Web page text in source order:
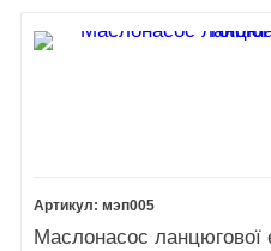
мэп005
Маслонасос ланцюгової